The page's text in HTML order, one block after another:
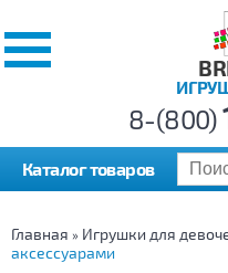
8-(800)
Каталог товаров
Главная » Игрушки для
аксессуарами